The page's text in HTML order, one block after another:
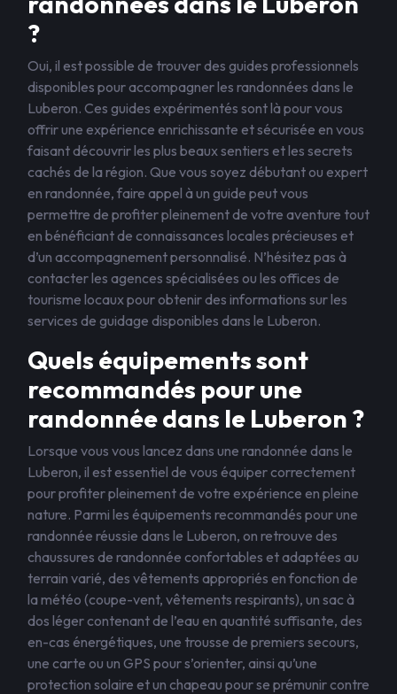
?
Oui, il est possible de trouver des guides professionnels
disponibles pour accompagner les randonnées dans le
Luberon. Ces guides expérimentés sont là pour vous
offrir une expérience enrichissante et sécurisée en vous
faisant découvrir les plus beaux sentiers et les secrets
cachés de la région. Que vous soyez débutant ou expert
en randonnée, faire appel à un guide peut vous
permettre de profiter pleinement de votre aventure tout
en bénéficiant de connaissances locales précieuses et
d’un accompagnement personnalisé. N’hésitez pas à
contacter les agences spécialisées ou les offices de
tourisme locaux pour obtenir des informations sur les
services de guidage disponibles dans le Luberon.
Quels équipements sont
recommandés pour une
randonnée dans le Luberon ?
Lorsque vous vous lancez dans une randonnée dans le
Luberon, il est essentiel de vous équiper correctement
pour profiter pleinement de votre expérience en pleine
nature. Parmi les équipements recommandés pour une
randonnée réussie dans le Luberon, on retrouve des
chaussures de randonnée confortables et adaptées au
terrain varié, des vêtements appropriés en fonction de
la météo (coupe-vent, vêtements respirants), un sac à
dos léger contenant de l’eau en quantité suffisante, des
en-cas énergétiques, une trousse de premiers secours,
une carte ou un GPS pour s’orienter, ainsi qu’une
protection solaire et un chapeau pour se prémunir contre